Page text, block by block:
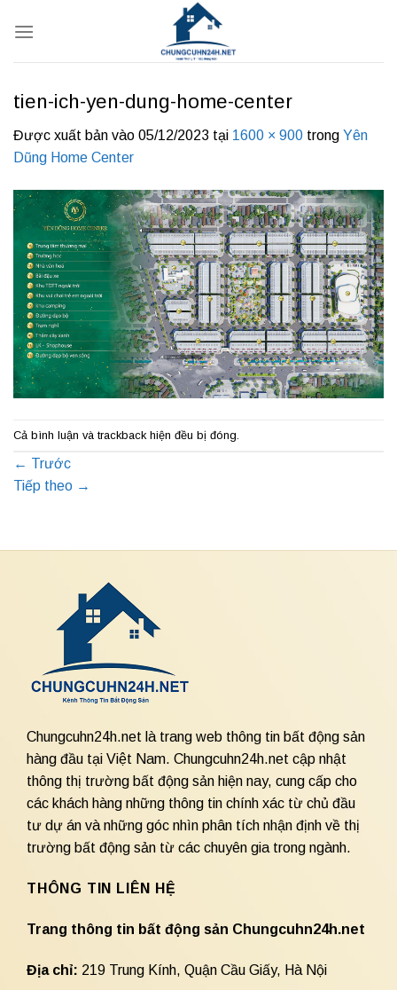
qua
tien-ich-yen-dung-home-center
Được xuất bản vào 05/12/2023 tại 1600 × 900 trong Yên
Dũng Home Center
Cả bình luận và trackback hiện đều bị đóng.
← Trước
Tiếp theo →
Chungcuhn24h.net là trang web thông tin bất động sản
hàng đầu tại Việt Nam. Chungcuhn24h.net cập nhật
thông thị trường bất động sản hiện nay, cung cấp cho
các khách hàng những thông tin chính xác từ chủ đầu
tư dự án và những góc nhìn phân tích nhận định về thị
trường bất động sản từ các chuyên gia trong ngành.
THÔNG TIN LIÊN HỆ
Trang thông tin bất động sản Chungcuhn24h.net
Địa chỉ: 219 Trung Kính, Quận Cầu Giấy, Hà Nội